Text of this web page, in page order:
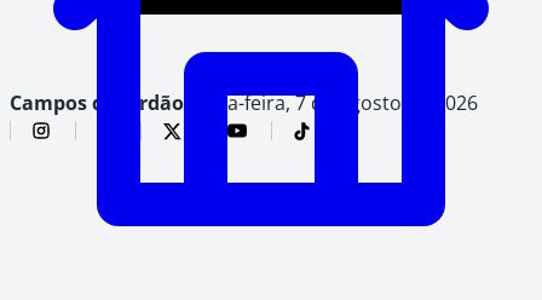
Campos do Jordão, sexta-feira, 7 de agosto de 2026